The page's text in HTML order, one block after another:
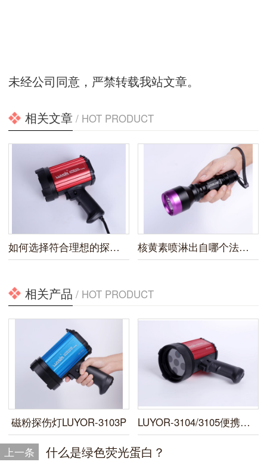
未经公司同意，严禁转载我站文章。
相关文章 / HOT PRODUCT
如何选择符合理想的探伤黑光灯？ 核黄素喷淋出自哪个法规指南？
相关产品 / HOT PRODUCT
磁粉探伤灯LUYOR-3103P LUYOR-3104/3105便携式LED紫外线探伤灯
上一条 什么是绿色荧光蛋白？